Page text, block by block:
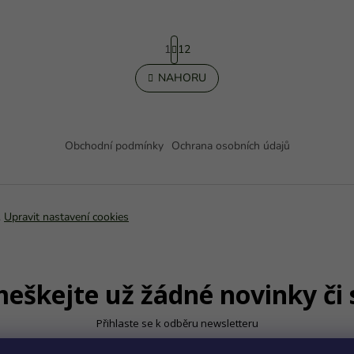
O
v
a
ý
p
i
s
u
S
t
r
á
n
á
1 12
NAHORU
Obchodní podmínky Ochrana osobních údajů
Upravit nastavení cookies
už žádné novinky či
Přihlaste se k odběru newsletteru